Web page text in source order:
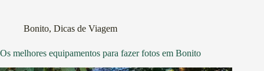
Bonito, Dicas de Viagem
Os melhores equipamentos para fazer fotos em Bonito